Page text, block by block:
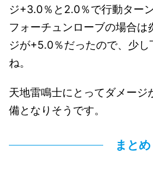
ジ+3.0％と2.0％で行動ター
フォーチュンローブの場合は
ジが+5.0％だったので、少
ね。
天地雷鳴士にとってダメージ
備となりそうです。
まとめ